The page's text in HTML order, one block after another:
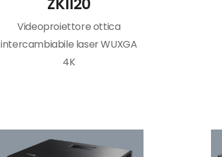
Videoproiettore ottica
intercambiabile laser WUXGA
4K